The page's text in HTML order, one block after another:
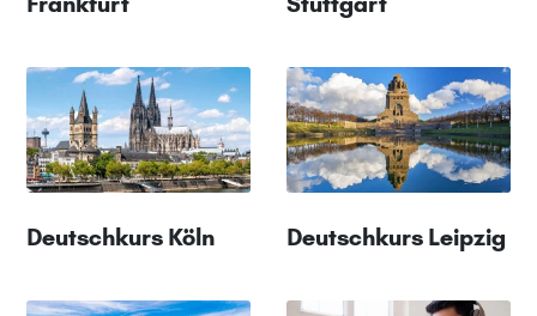
Deutschkurs Köln Deutschkurs Leipzig